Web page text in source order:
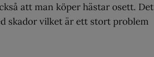
att man köper hästar osett. Det
skador vilket är ett stort problem